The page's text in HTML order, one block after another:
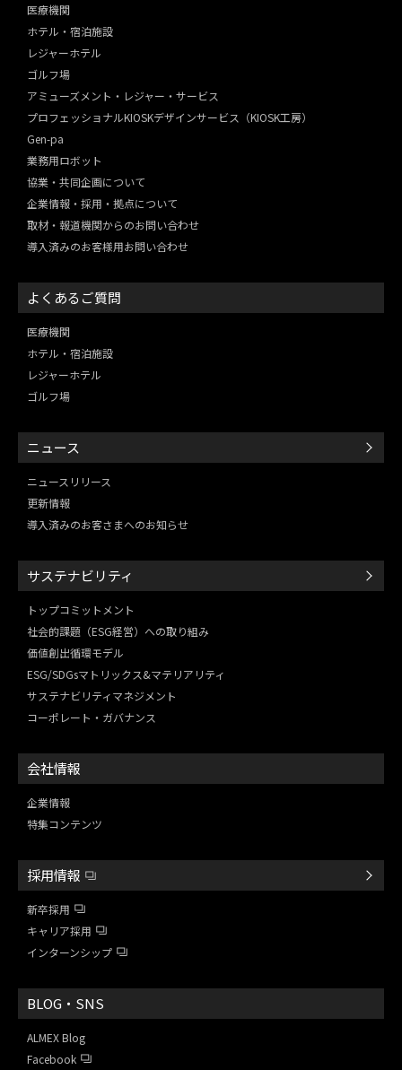
医療機関
ホテル・宿泊施設
レジャーホテル
ゴルフ場
アミューズメント・レジャー・ サービス
プロフェッショナルKIOSKデザインサービス（KIOSK工房）
Gen-pa
業務用ロボット
協業・共同企画について
企業情報・採用・拠点について
取材・報道機関からのお問い合わせ
導入済みのお客様用お問い合わせ
よくあるご質問
医療機関
ホテル・宿泊施設
レジャーホテル
ゴルフ場
ニュース
ニュースリリース
更新情報
導入済みのお客さまへのお知らせ
サステナビリティ
トップコミットメント
社会的課題（ESG経営） への取り組み
価値創出循環モデル
ESG/SDGsマトリックス&マテリアリティ
サステナビリティマネジメント
コーポレート・ガバナンス
会社情報
企業情報
特集コンテンツ
採用情報
新卒採用
キャリア採用
インターンシップ
BLOG・SNS
ALMEX Blog
Facebook